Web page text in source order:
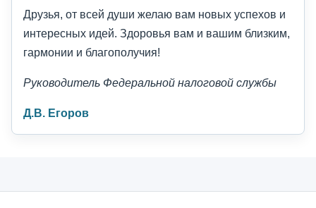
Друзья, от всей души желаю вам новых успехов и
интересных идей. Здоровья вам и вашим близким,
гармонии и благополучия!
Руководитель Федеральной налоговой службы
Д.В. Егоров